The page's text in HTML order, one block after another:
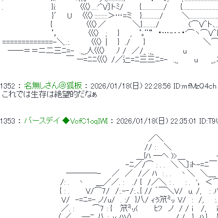
.　　　　　　　 　 }i:　　　　 巛〉...:'^V〕トﾐ/　　　{.............../　　
}′　U　　巛〉:::::::::＞…=ミ　 }............/　　　 ＼
{　　　 　 　 巛〉／　　　　　＼}........./　　　　　 (⌒V＾ト､
‘，　　　　　 巛〉　;　　}　　,　 ﾟ｡¨“　・…‐‥・'⌒ヽ⌒V＾
=============-＼..:.　　 　 巛〉 | 　 }　./　　 }　　　　　　 　 　 　
――＝＝ニ二三ﾆ=-　.,_,人巛〉 　 ﾉ /　／/_ .,_　　　　　 u　　　　
￣ ー=ﾆﾆ巛〉 /／辷=ﾆ三三ﾆ=-　.,_　 　 u　　 _,.
1352 ： 名無しさん＠狐板 ： 2026/01/18(日) 22:28:56 ID:mfMzQ4ch
これでは生存は絶望的だなぁ
1353 ： バースデイ ◆VofC1oqIWI ： 2026/01/18(日) 22:35:01
／＼
// : 　＼
＿{ﾊ ─へ )>＿　 　 　 　 -
-ﾆ／/⌒ : . .　＼＼〕iト-=ﾆ￣　
────-　　／　／　/／ ﾊ　: . .　 丶＼　＼＿
/: .　 丶　　＿／／. :　 ./ {　/／＼ : .　　: .　'， ＜
{ : .　　　V/⌒7/　/:.-‐/:.､{ // ´￣＼V/　u. /,　 : .ﾊ:
V/　-=ﾆ=- ノ/u/　. :/　}八/ ｨぅ笊㍉ V/　:　/,　　:.∧:
／. : 　 　 ⌒7 : {　 笊㍉(　　　ﾋﾂ　ノ　/ / i　 /, 　 i ∧/{